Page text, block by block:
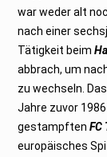
war weder alt
nach einer
Tätigkeit beim
abbrach, um
zu wechseln.
Jahre zuvor
gestampftenFC
europäisches